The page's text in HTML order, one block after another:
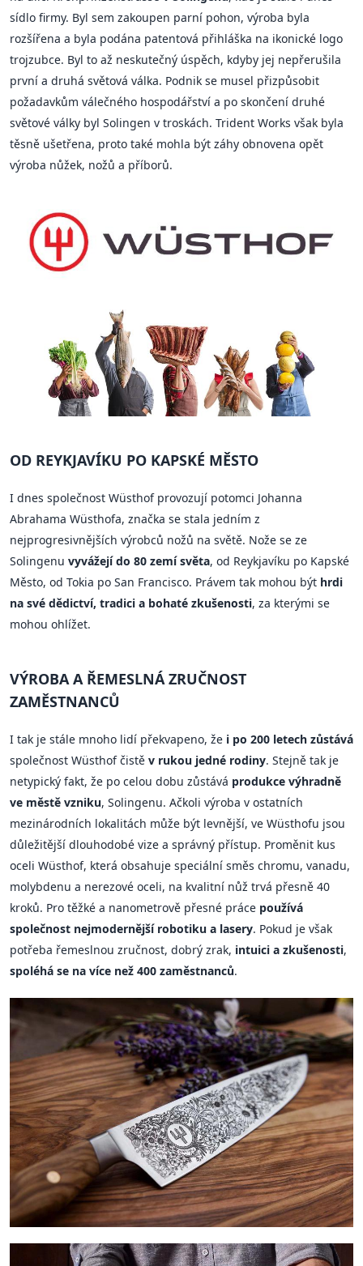
sídlo firmy. Byl sem zakoupen parní pohon, výroba byla
rozšířena a byla podána patentová přihláška na ikonické logo
trojzubce. Byl to až neskutečný úspěch, kdyby jej nepřerušila
první a druhá světová válka. Podnik se musel přizpůsobit
požadavkům válečného hospodářství a po skončení druhé
světové války byl Solingen v troskách. Trident Works však byla
těsně ušetřena, proto také mohla být záhy obnovena opět
výroba nůžek, nožů a příborů.
OD REYKJAVÍKU PO KAPSKÉ MĚSTO
I dnes společnost Wüsthof provozují potomci Johanna
Abrahama Wüsthofa, značka se stala jedním z
nejprogresivnějších výrobců nožů na světě. Nože se ze
Solingenu vyvážejí do 80 zemí světa, od Reykjavíku po Kapské
Město, od Tokia po San Francisco. Právem tak mohou být hrdi
na své dědictví, tradici a bohaté zkušenosti, za kterými se
mohou ohlížet.
VÝROBA A ŘEMESLNÁ ZRUČNOST
ZAMĚSTNANCŮ
I tak je stále mnoho lidí překvapeno, že i po 200 letech zůstává
společnost Wüsthof čistě v rukou jedné rodiny. Stejně tak je
netypický fakt, že po celou dobu zůstává produkce výhradně
ve městě vzniku, Solingenu. Ačkoli výroba v ostatních
mezinárodních lokalitách může být levnější, ve Wüsthofu jsou
důležitější dlouhodobé vize a správný přístup. Proměnit kus
oceli Wüsthof, která obsahuje speciální směs chromu, vanadu,
molybdenu a nerezové oceli, na kvalitní nůž trvá přesně 40
kroků. Pro těžké a nanometrově přesné práce používá
společnost nejmodernější robotiku a lasery. Pokud je však
potřeba řemeslnou zručnost, dobrý zrak, intuici a zkušenosti,
spoléhá se na více než 400 zaměstnanců.